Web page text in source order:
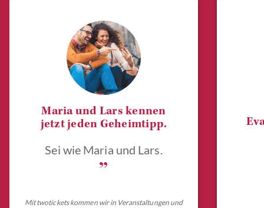
Maria und Lars kennen
jetzt jeden Geheimtipp.
Sei wie Maria und Lars.
„
Mit twotickets kommen wir in Veranstaltungen und